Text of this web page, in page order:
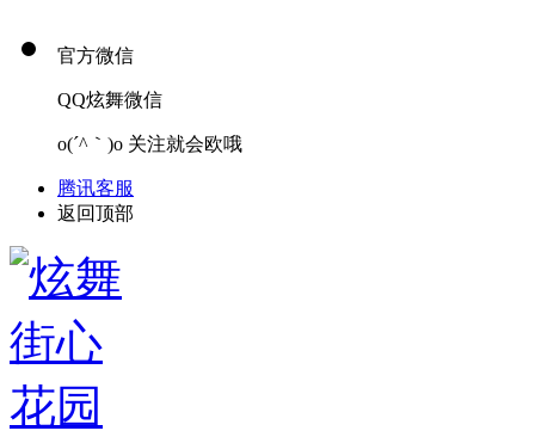
官方微信
QQ炫舞微信
o(´^｀)o 关注就会欧哦
腾讯客服
返回顶部